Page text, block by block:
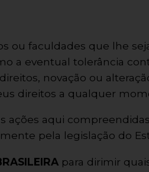
ou faculdades que lhe
a eventual tolerância
novação ou
direitos a qualquer
ações aqui
pela legislação do
para dirimir